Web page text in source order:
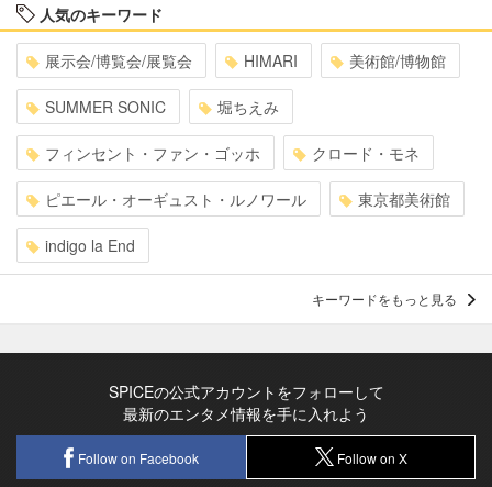
人気のキーワード
展示会/博覧会/展覧会 HIMARI 美術館/博物館
SUMMER SONIC 堀ちえみ
フィンセント・ファン・ゴッホ クロード・モネ
ピエール・オーギュスト・ルノワール 東京都美術館
indigo la End
キーワードをもっと見る
SPICEの公式アカウントをフォローして
最新のエンタメ情報を手に入れよう
Follow on Facebook Follow on X